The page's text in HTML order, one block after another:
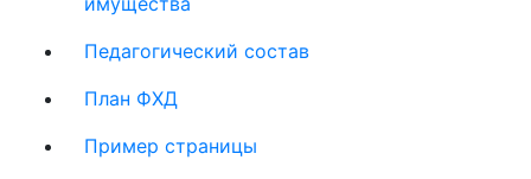
Педагогический состав
План ФХД
Пример страницы